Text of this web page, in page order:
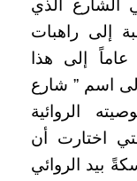
الشارع الذي
إلى راهبات
إلى هذا
اسم ” شارع
الروائية
اختارت أن
بيد الروائي